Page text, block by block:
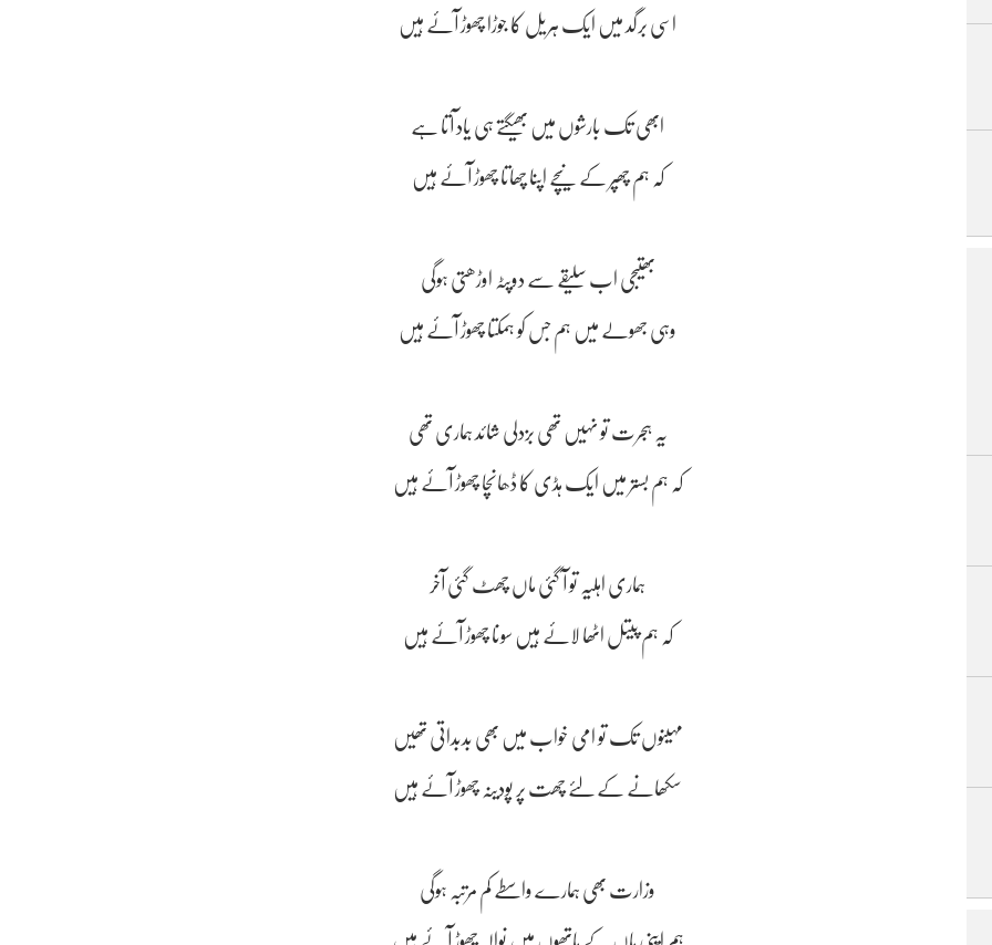
اسی برگد میں ایک ہریل کا جوڑا چھوڑ آئے ہیں
ابھی تک بارشوں میں بھیگتے ہی یاد آتا ہے
کہ ہم چھپر کے نیچے اپنا چھاتا چھوڑ آئے ہیں
بھتیجی اب سلیقے سے دوپٹہ اوڑھتی ہوگی
وہی جھولے میں ہم جس کو ہمکتا چھوڑ آئے ہیں
یہ ہجرت تو نہیں تھی بزدلی شائد ہماری تھی
کہ ہم بستر میں ایک ہڈی کا ڈھانچا چھوڑ آئے ہیں
ہماری اہلیہ تو آ گئی ماں چھٹ گئی آخر
کہ ہم پیتل اٹھا لائے ہیں سونا چھوڑ آئے ہیں
مہینوں تک تو امی خواب میں بھی بدبداتی تھیں
سکھانے کے لئے چھت پر پودینہ چھوڑ آئے ہیں
وزارت بھی ہمارے واسطے کم مرتبہ ہوگی